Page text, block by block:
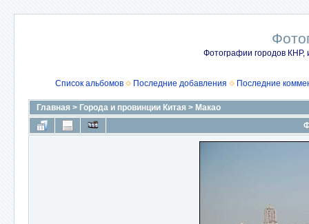
Фотографии городов КНР,
Список альбомов Последние добавления Последние
Главная > Города и провинции Китая > Макао